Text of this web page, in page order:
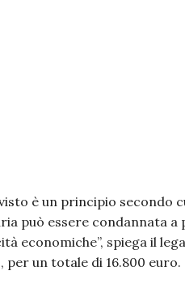
è un principio secondo
può essere condannata
economiche”, spiega il
, per un totale di 16.800 euro.